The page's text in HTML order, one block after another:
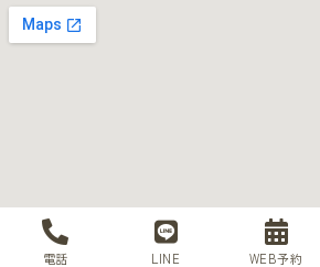
電話 LINE WEB予約